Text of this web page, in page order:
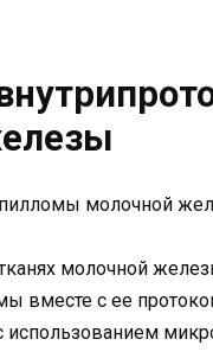
молочной
вместе с ее